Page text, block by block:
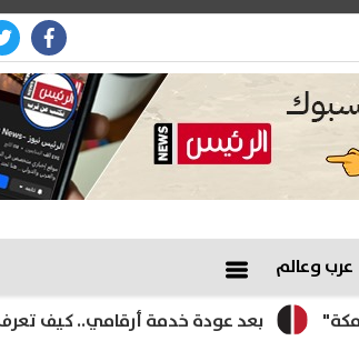
عرب وعالم
بعد عودة خدمة أرقامي.. كيف تعرف الخطوط